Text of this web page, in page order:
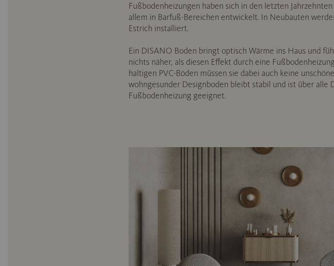
Fußbodenheizungen haben sich in den letzten
allem in Barfuß-Bereichen entwickelt. In Neubauten
Estrich installiert.
Ein DISANO Boden bringt optisch Wärme ins Haus und
nichts näher, als diesen Effekt durch eine
haltigen PVC-Böden müssen sie dabei auch keine
wohngesunder Designboden bleibt stabil und ist über alle
Fußbodenheizung geeignet.